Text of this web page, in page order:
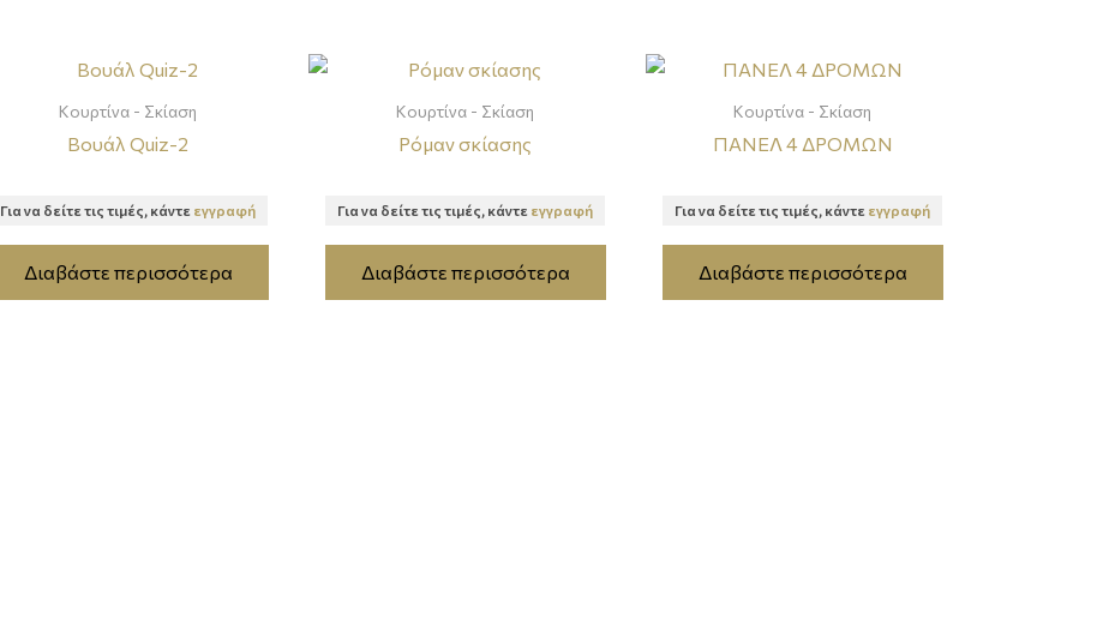
Κουρτίνα - Σκίαση
Βουάλ Quiz-2
Για να δείτε τις τιμές, κάντε εγγραφή
Διαβάστε περισσότερα
Κουρτίνα - Σκίαση
Ρόμαν σκίασης
Για να δείτε τις τιμές, κάντε εγγραφή
Διαβάστε περισσότερα
Κουρτίνα - Σκίαση
ΠΑΝΕΛ 4 ΔΡΟΜΩΝ
Για να δείτε τις τιμές, κάντε εγγραφή
Διαβάστε περισσότερα